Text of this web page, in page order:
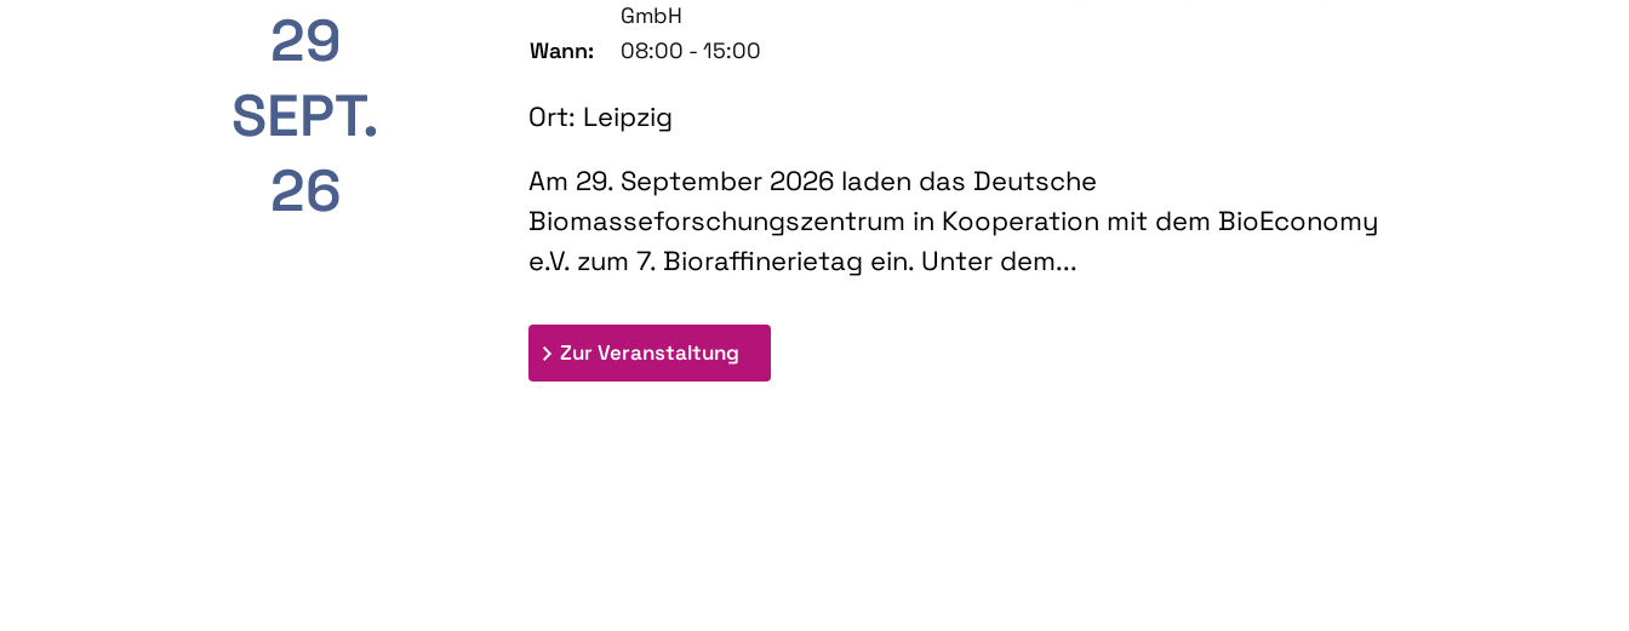
29
SEPT.
26
GmbH
Wann:
08:00 - 15:00
Ort: Leipzig
Am 29. September 2026 laden das Deutsche
Biomasseforschungszentrum in Kooperation mit dem BioEconomy
e.V. zum 7. Bioraffinerietag ein. Unter dem...
Zur Veranstaltung: 7. Bioraffinerietag "Schlüsseltechnologien für biobasierte Produkte und Kraftstoffe"